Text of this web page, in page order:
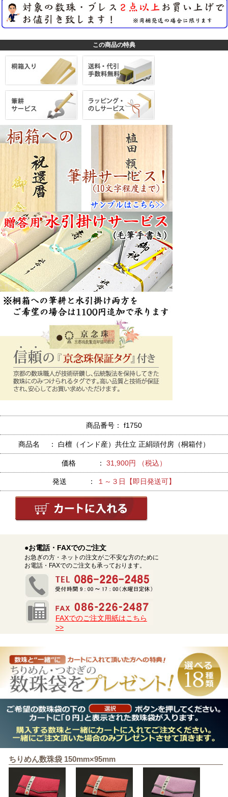
この商品の特典
商品番号： f1750
商品名 ： 白檀（インド産）共仕立 正絹頭付房（桐箱付）
価格 ： 31,900円 （税込）
発送 ： １～３日【即日発送可】
●お電話・FAXでのご注文
お急ぎの方・ネットの注文がご不安な方のために
お電話・FAXでのご注文も承っております。
FAXでのご注文用紙はこちら
>>
ちりめん数珠袋 150mm×95mm